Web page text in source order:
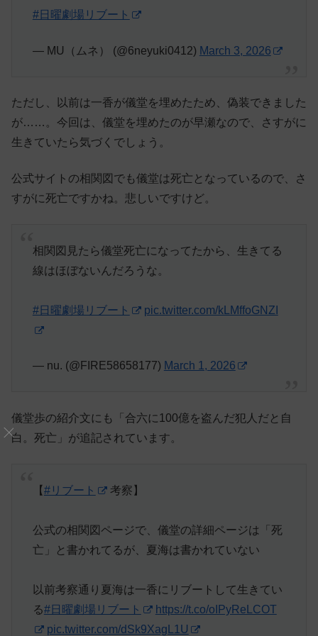
#日曜劇場リブート
— MU（ムネ） (@6neyuki0412) March 3, 2026
ただし、以前は一香が儀堂を埋めたため、偽装できました
が……。今回は、儀堂を埋めたのが早瀬なので、さすがに
生きていたら気づくでしょう。
公式サイトの相関図でも儀堂は死亡となっているので、さ
すがに死亡ですかね。悲しいですけど。
相関図見たら儀堂死亡になってたから、生きてる
線はほぼないんだろうな。
#日曜劇場リブート pic.twitter.com/kLMffoGNZI
— nu. (@FIRE58658177) March 1, 2026
儀堂歩の紹介文にも「合六に100億を盗んだ犯人だと自
白。死亡」が追記されています。
【#リブート 考察】
公式の相関図ページで、儀堂の詳細ページは「死
亡」と書かれてるが、夏海は書かれていない
以前考察通り夏海は一香にリブートして生きてい
る#日曜劇場リブート
https://t.co/oIPyReLCOT
pic.twitter.com/dSk9XagL1U